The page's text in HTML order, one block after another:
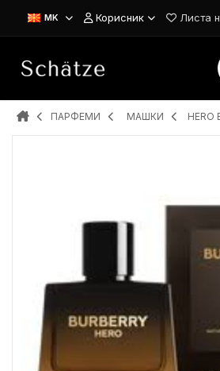
MK Корисник Листа
ПАРФЕМИ MAШКИ HERO